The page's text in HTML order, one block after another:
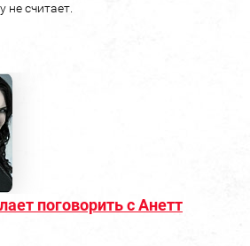
не считает.
поговорить с Анетт